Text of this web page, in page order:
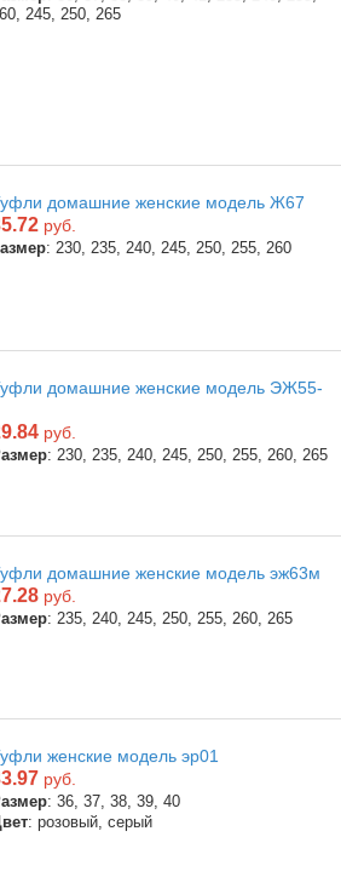
245, 250, 265
домашние женские модель Ж67
руб.
: 230, 235, 240, 245, 250, 255, 260
домашние женские модель ЭЖ55-
руб.
: 230, 235, 240, 245, 250, 255, 260, 265
домашние женские модель эж63м
руб.
: 235, 240, 245, 250, 255, 260, 265
женские модель эр01
руб.
: 36, 37, 38, 39, 40
: розовый, серый